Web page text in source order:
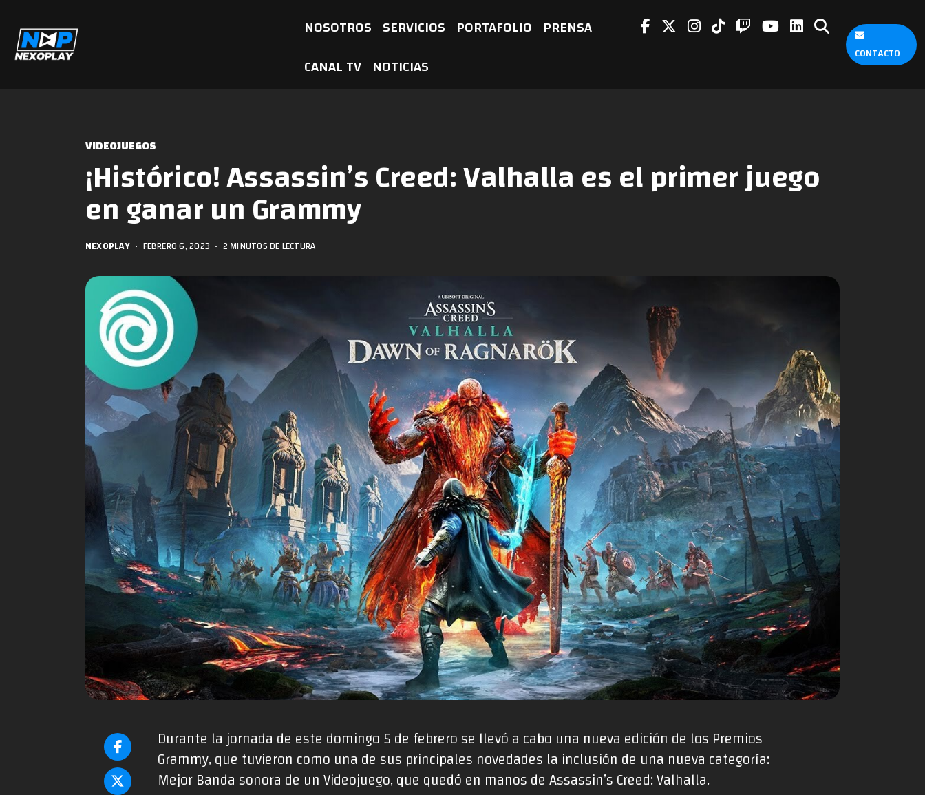
NOSOTROS SERVICIOS PORTAFOLIO PRENSA
CANAL TV NOTICIAS CONTACTO
VIDEOJUEGOS
¡Histórico! Assassin’s Creed: Valhalla es el primer juego
en ganar un Grammy
NEXOPLAY • FEBRERO 6, 2023 • 2 MINUTOS DE LECTURA
Durante la jornada de este domingo 5 de febrero se llevó a cabo una nueva edición de los Premios
Grammy, que tuvieron como una de sus principales novedades la inclusión de una nueva categoría:
Mejor Banda sonora de un Videojuego, que quedó en manos de Assassin’s Creed: Valhalla.